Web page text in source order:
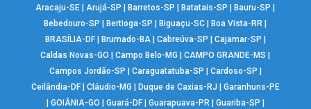
Aracaju-SE |Arujá-SP Barretos-SP Batatais-SP Bauru-SP
Bebedouro-SP
Bertioga-SP Biguaçu-SC Boa Vista-RR
BRASÍLIA-DF| Brumado-BA| Cabreúva-SP Cajamar-SP
Caldas Novas-GO
|Campo Belo-MG |CAMPO GRANDE-MS
Campos Jordão-SP
Caraguatatuba-SP Cardoso-SP
Ceilândia-DF| Cláudio-MG Duque de Caxias-RJ
Garanhuns-PE
GOIÂNIA-GO Guará-DF| Guarapuava-PR| Guariba-SP